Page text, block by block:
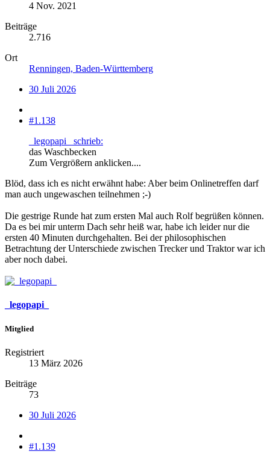
4 Nov. 2021
Beiträge
2.716
Ort
Renningen, Baden-Württemberg
30 Juli 2026
#1.138
_legopapi_ schrieb:
das Waschbecken
Zum Vergrößern anklicken....
Blöd, dass ich es nicht erwähnt habe: Aber beim Onlinetreffen darf
man auch ungewaschen teilnehmen ;-)
Die gestrige Runde hat zum ersten Mal auch Rolf begrüßen können.
Da es bei mir unterm Dach sehr heiß war, habe ich leider nur die
ersten 40 Minuten durchgehalten. Bei der philosophischen
Betrachtung der Unterschiede zwischen Trecker und Traktor war ich
aber noch dabei.
_legopapi_
Mitglied
Registriert
13 März 2026
Beiträge
73
30 Juli 2026
#1.139